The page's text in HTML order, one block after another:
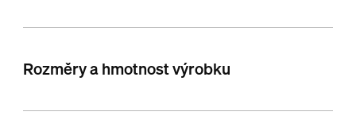
Rozměry a hmotnost výrobku